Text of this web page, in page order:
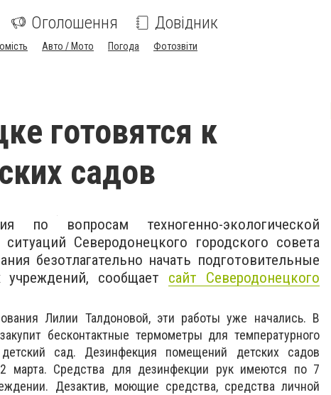
Оголошення Довідник
Авто / Мото Погода Фотозвіти
готовятся к
садов
по вопросам техногенно-экологической
Северодонецкого городского совета
безотлагательно начать подготовительные
сообщает сайт Северодонецкого
Лилии Талдоновой, эти работы уже начались. В
бесконтактные термометры для температурного
сад. Дезинфекция помещений детских садов
марта. Средства для дезинфекции рук имеются по 7
Дезактив, моющие средства, средства личной